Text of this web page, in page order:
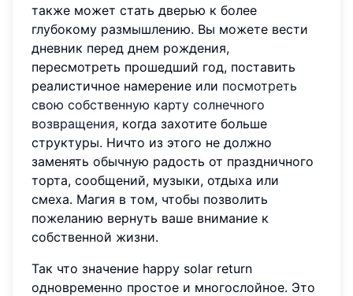
также может стать дверью к более
глубокому размышлению. Вы можете вести
дневник перед днем рождения,
пересмотреть прошедший год, поставить
реалистичное намерение или посмотреть
свою собственную карту солнечного
возвращения, когда захотите больше
структуры. Ничто из этого не должно
заменять обычную радость от праздничного
торта, сообщений, музыки, отдыха или
смеха. Магия в том, чтобы позволить
пожеланию вернуть ваше внимание к
собственной жизни.
Так что значение happy solar return
одновременно простое и многослойное. Это